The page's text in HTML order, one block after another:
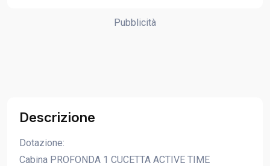
Pubblicità
Descrizione
Dotazione:
Cabina PROFONDA 1 CUCETTA ACTIVE TIME